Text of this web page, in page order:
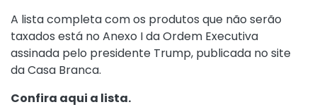
A lista completa com os produtos que não serão
taxados está no Anexo I da Ordem Executiva
assinada pelo presidente Trump, publicada no site
da Casa Branca.
Confira aqui a lista.